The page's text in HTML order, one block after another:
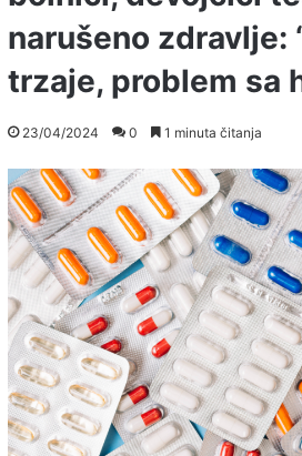
narušeno zdravlje:
trzaje, problem sa
23/04/2024 0 1 minuta čitanja